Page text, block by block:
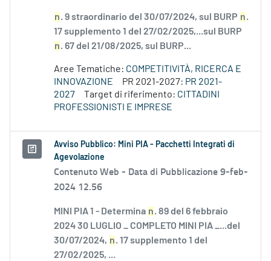
n. 9 straordinario del 30/07/2024, sul BURP n.
17 supplemento 1 del 27/02/2025,...sul BURP
n. 67 del 21/08/2025, sul BURP...
Aree Tematiche: COMPETITIVITÀ, RICERCA E
INNOVAZIONE
PR 2021-2027: PR 2021-
2027
Target di riferimento: CITTADINI
PROFESSIONISTI E IMPRESE
Avviso Pubblico: Mini PIA - Pacchetti Integrati di
Agevolazione
Contenuto Web - Data di Pubblicazione 9-feb-
2024 12.56
MINI PIA 1 - Determina n. 89 del 6 febbraio
2024 30 LUGLIO _ COMPLETO MINI PIA _...del
30/07/2024, n. 17 supplemento 1 del
27/02/2025, ...